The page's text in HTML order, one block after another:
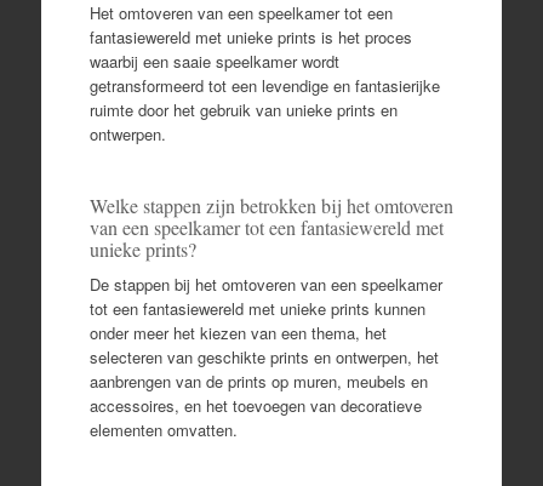
Het omtoveren van een speelkamer tot een
fantasiewereld met unieke prints is het proces
waarbij een saaie speelkamer wordt
getransformeerd tot een levendige en fantasierijke
ruimte door het gebruik van unieke prints en
ontwerpen.
Welke stappen zijn betrokken bij het omtoveren
van een speelkamer tot een fantasiewereld met
unieke prints?
De stappen bij het omtoveren van een speelkamer
tot een fantasiewereld met unieke prints kunnen
onder meer het kiezen van een thema, het
selecteren van geschikte prints en ontwerpen, het
aanbrengen van de prints op muren, meubels en
accessoires, en het toevoegen van decoratieve
elementen omvatten.